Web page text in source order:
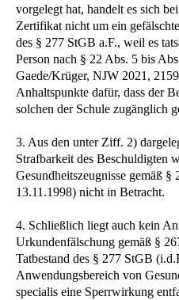
vorgelegt hat, handelt es sich
Zertifikat nicht um ein
des § 277 StGB a.F., weil es
Person nach § 22 Abs. 5 bis
Gaede/Krüger, NJW 2021,
Anhaltspunkte dafür, dass der
solchen der Schule zugänglich
3. Aus den unter Ziff. 2)
Strafbarkeit des Beschuldigten
Gesundheitszeugnisse gemäß
13.11.1998) nicht in Betracht.
4. Schließlich liegt auch kein
Urkundenfälschung gemäß §
Tatbestand des § 277 StGB
Anwendungsbereich von
specialis eine Sperrwirkung